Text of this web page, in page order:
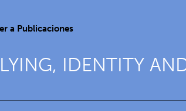
a Publicaciones
IDENTITY